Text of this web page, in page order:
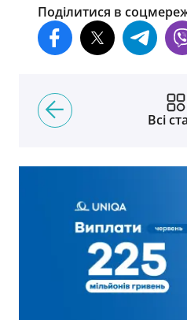
Поділитися в
Всі